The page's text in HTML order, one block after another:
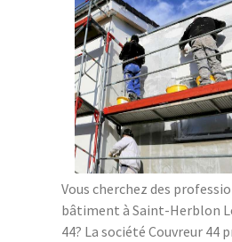
Vous cherchez des
bâtiment à Saint-Herblon
44? La société Couvreur 44